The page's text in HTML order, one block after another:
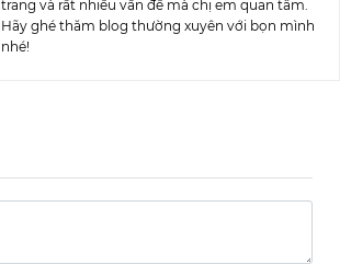
trang và rất nhiều vấn đề mà chị em quan tâm.
Hãy ghé thăm blog thường xuyên với bọn mình
nhé!